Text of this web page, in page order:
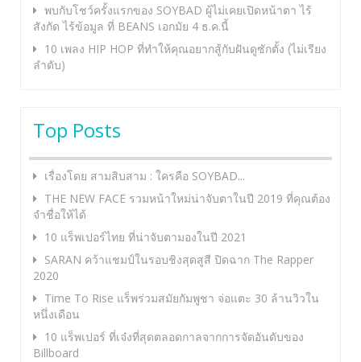
พบกับโชว์ครั้งแรกของ SOYBAD ผู้ไม่เคยเปิดหน้าตา ไร้
สังกัด ไร้ข้อมูล ที่ BEANS เอกมัย 4 ธ.ค.นี้
10 เพลง HIP HOP ที่ทำให้คุณอยากสู้กับฝันดูซักตั้ง (ไม่เรียง
ลำดับ)
Top Posts
เรื่องโดย สามสิบสาม : ใครคือ SOYBAD...
THE NEW FACE รวมหน้าใหม่น่าจับตาในปี 2019 ที่คุณต้อง
จำชื่อให้ได้
10 แร็พเปอร์ไทย ที่น่าจับตามองในปี 2021
SARAN คว้าแชมป์ในรอบชิงสุดสูสี ปิดฉาก The Rapper
2020
Time To Rise แร็พร่วมสมัยกัมพูชา จ่อแตะ 30 ล้านวิวใน
หนึ่งเดือน
10 แร็พเปอร์ ที่เจ๋งที่สุดตลอดกาลจากการจัดอันดับของ
Billboard